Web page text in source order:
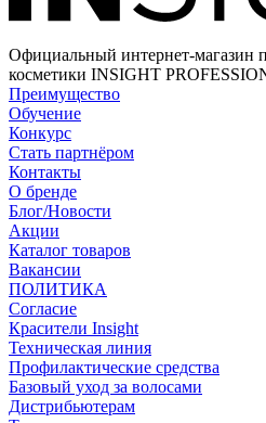
Официальный интернет-магазин
косметики INSIGHT
Преимущество
Обучение
Конкурс
Стать партнёром
Контакты
О бренде
Блог/Новости
Акции
Каталог товаров
Вакансии
ПОЛИТИКА
Согласие
Краcители Insight
Техническая линия
Профилактические средства
Базовый уход за волосами
Дистрибьютерам